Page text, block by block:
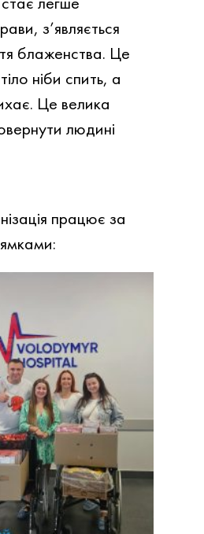
з’являється
блаженства. Це
ніби спить, а
Це велика
людині
працює за